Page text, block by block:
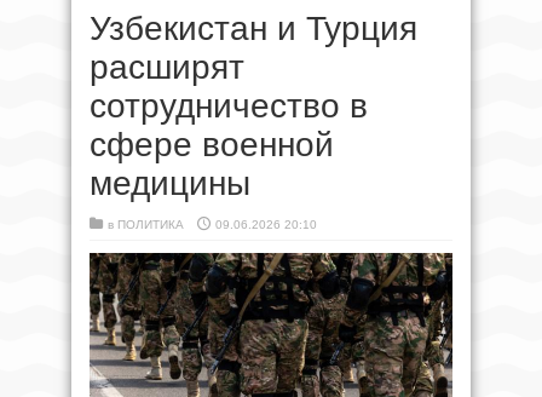
Узбекистан и Турция
расширят
сотрудничество в
сфере военной
медицины
в ПОЛИТИКА 09.06.2026 20:10